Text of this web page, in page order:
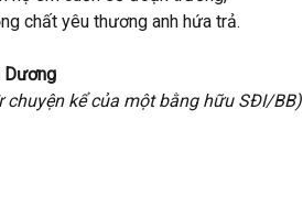
chất yêu thương anh hứa trả.
Dương
chuyện kể của một bằng hữu SĐI/BB)